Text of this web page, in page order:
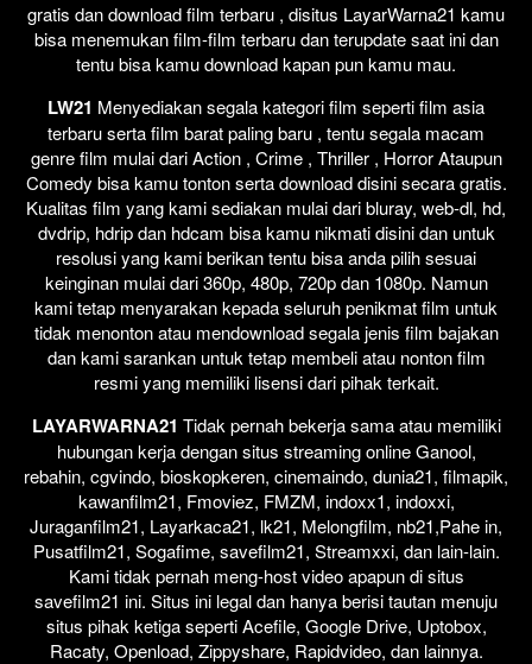
gratis dan download film terbaru , disitus LayarWarna21 kamu
bisa menemukan film-film terbaru dan terupdate saat ini dan
tentu bisa kamu download kapan pun kamu mau.
LW21 Menyediakan segala kategori film seperti film asia
terbaru serta film barat paling baru , tentu segala macam
genre film mulai dari Action , Crime , Thriller , Horror Ataupun
Comedy bisa kamu tonton serta download disini secara gratis.
Kualitas film yang kami sediakan mulai dari bluray, web-dl, hd,
dvdrip, hdrip dan hdcam bisa kamu nikmati disini dan untuk
resolusi yang kami berikan tentu bisa anda pilih sesuai
keinginan mulai dari 360p, 480p, 720p dan 1080p. Namun
kami tetap menyarakan kepada seluruh penikmat film untuk
tidak menonton atau mendownload segala jenis film bajakan
dan kami sarankan untuk tetap membeli atau nonton film
resmi yang memiliki lisensi dari pihak terkait.
LAYARWARNA21 Tidak pernah bekerja sama atau memiliki
hubungan kerja dengan situs streaming online Ganool,
rebahin, cgvindo, bioskopkeren, cinemaindo, dunia21, filmapik,
kawanfilm21, Fmoviez, FMZM, indoxx1, indoxxi,
Juraganfilm21, Layarkaca21, lk21, Melongfilm, nb21,Pahe in,
Pusatfilm21, Sogafime, savefilm21, Streamxxi, dan lain-lain.
Kami tidak pernah meng-host video apapun di situs
savefilm21 ini. Situs ini legal dan hanya berisi tautan menuju
situs pihak ketiga seperti Acefile, Google Drive, Uptobox,
Racaty, Openload, Zippyshare, Rapidvideo, dan lainnya.